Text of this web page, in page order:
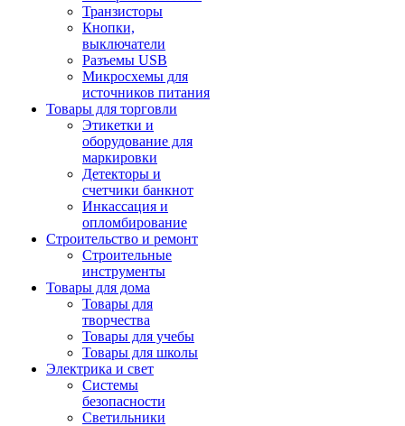
Транзисторы
Кнопки,
выключатели
Разъемы USB
Микросхемы для
источников питания
Товары для торговли
Этикетки и
оборудование для
маркировки
Детекторы и
счетчики банкнот
Инкассация и
опломбирование
Строительство и ремонт
Строительные
инструменты
Товары для дома
Товары для
творчества
Товары для учебы
Товары для школы
Электрика и свет
Системы
безопасности
Светильники